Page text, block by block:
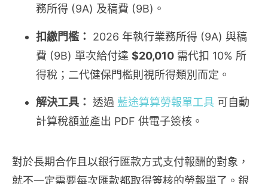
務所得 (9A) 及稿費 (9B)。
扣繳門檻：
2026 年執行業務所得 (9A) 與稿
費 (9B) 單次給付達 $20,010 需代扣 10% 所
得稅；二代健保門檻則視所得類別而定。
解決工具： 透過 藍途算算勞報單工具 可自動
計算稅額並產出 PDF 供電子簽核。
對於長期合作且以銀行匯款方式支付報酬的對象，
就不一定需要每次匯款都取得簽核的勞報單了。銀